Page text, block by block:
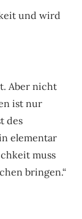
und wird
Aber nicht
ist nur
des
elementar
muss
bringen.“